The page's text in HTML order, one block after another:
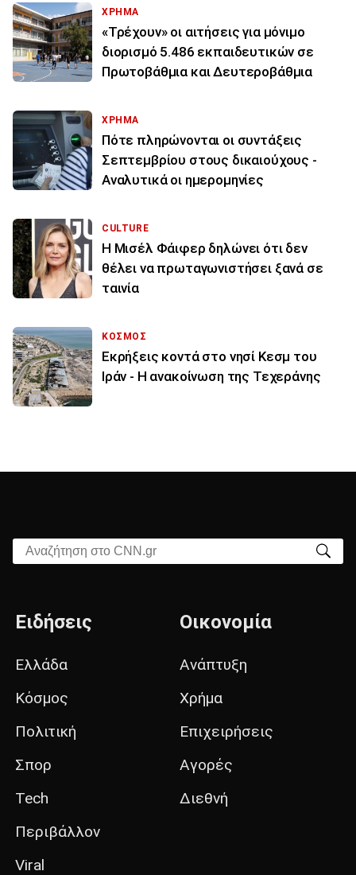
ΧΡΗΜΑ
«Τρέχουν» οι αιτήσεις για μόνιμο
διορισμό 5.486 εκπαιδευτικών σε
Πρωτοβάθμια και Δευτεροβάθμια
ΧΡΗΜΑ
Πότε πληρώνονται οι συντάξεις
Σεπτεμβρίου στους δικαιούχους -
Αναλυτικά οι ημερομηνίες
CULTURE
Η Μισέλ Φάιφερ δηλώνει ότι δεν
θέλει να πρωταγωνιστήσει ξανά σε
ταινία
ΚΟΣΜΟΣ
Εκρήξεις κοντά στο νησί Κεσμ του
Ιράν - Η ανακοίνωση της Τεχεράνης
Αναζήτηση στο CNN.gr
Ειδήσεις
Ελλάδα
Κόσμος
Πολιτική
Σπορ
Tech
Περιβάλλον
Viral
Οικονομία
Ανάπτυξη
Χρήμα
Επιχειρήσεις
Αγορές
Διεθνή